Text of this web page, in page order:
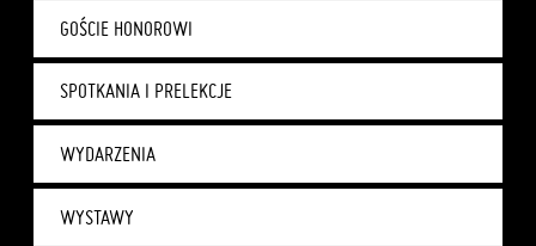
GOŚCIE HONOROWI
SPOTKANIA I PRELEKCJE
WYDARZENIA
WYSTAWY